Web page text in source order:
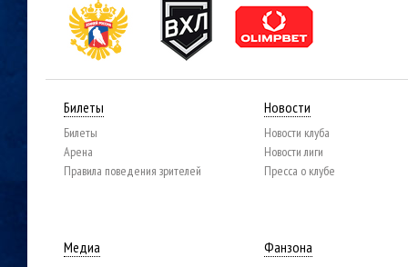
Билеты
Билеты
Арена
Правила поведения зрителей
Новости
Новости клуба
Новости лиги
Пресса о клубе
Медиа Фанзона